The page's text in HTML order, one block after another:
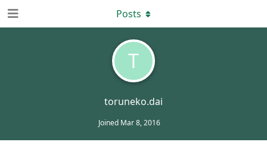
T
toruneko.dai
Joined Mar 8, 2016
Posts